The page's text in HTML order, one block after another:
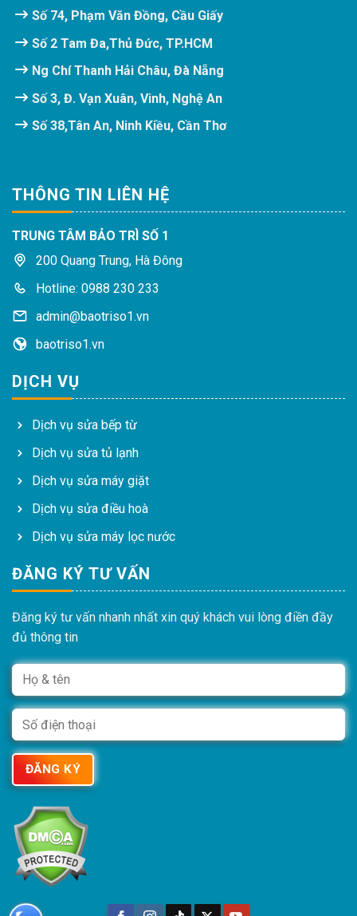
Số 74, Phạm Văn Đồng, Cầu Giấy
Số 2 Tam Đa,Thủ Đức, TP.HCM
Ng Chí Thanh Hải Châu, Đà Nẵng
Số 3, Đ. Vạn Xuân, Vinh, Nghệ An
Số 38,Tân An, Ninh Kiều, Cần Thơ
THÔNG TIN LIÊN HỆ
TRUNG TÂM BẢO TRÌ SỐ 1
200 Quang Trung, Hà Đông
Hotline: 0988 230 233
admin@baotriso1.vn
baotriso1.vn
DỊCH VỤ
Dịch vụ sửa bếp từ
Dịch vụ sửa tủ lạnh
Dịch vụ sửa máy giặt
Dịch vụ sửa điều hoà
Dịch vụ sửa máy lọc nước
ĐĂNG KÝ TƯ VẤN
Đăng ký tư vấn nhanh nhất xin quý khách vui lòng điền đầy
đủ thông tin